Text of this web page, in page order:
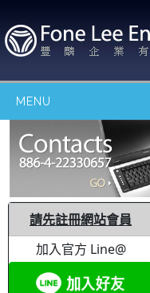
MENU
請先註冊網站會員
加入官方 Line@